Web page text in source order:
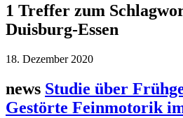
1 Treffer zum
Duisburg-Essen
18. Dezember 2020
news Studie über
Gestörte Feinmotorik